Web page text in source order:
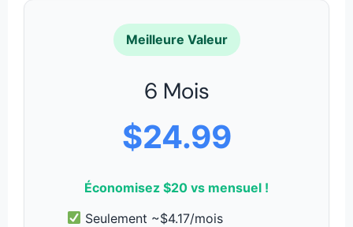
Meilleure Valeur
6 Mois
$24.99
Économisez $20 vs mensuel !
Seulement ~$4.17/mois